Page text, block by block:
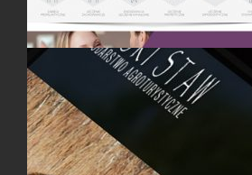
Strony Internetowe